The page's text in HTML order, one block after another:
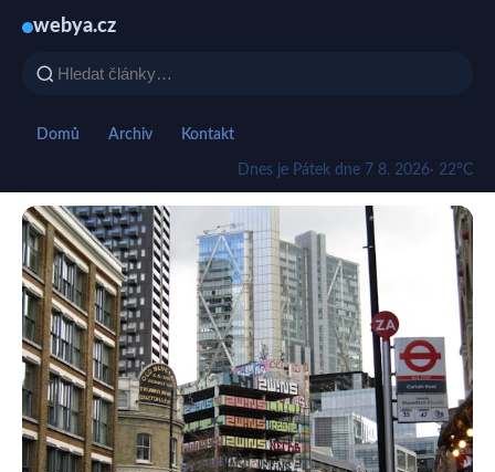
webya.cz
Domů Archiv Kontakt
Dnes je Pátek dne 7 8. 2026· 22°C